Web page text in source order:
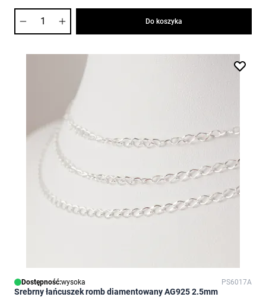
Do koszyka
Dostępność:wysoka PS6017A
Srebrny łańcuszek romb diamentowany AG925 2.5mm